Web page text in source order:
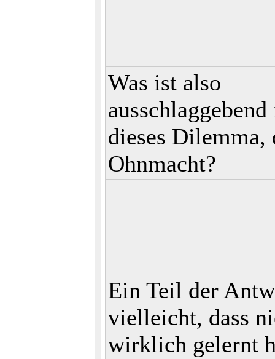
Was ist also
dieses Dilemma,
Ohnmacht?
Ein Teil der
vielleicht, dass
wirklich gelernt